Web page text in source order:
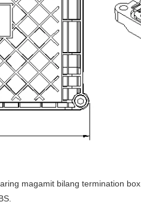
magamit bilang termination box.